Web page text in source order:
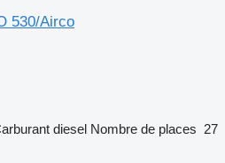
530/Airco
diesel Nombre de places 27